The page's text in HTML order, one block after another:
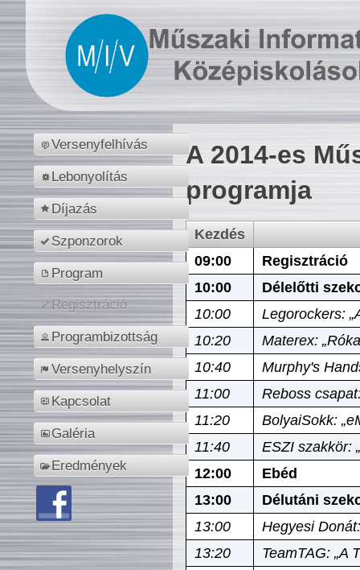
Versenyfelhívás
Lebonyolítás
Díjazás
Szponzorok
Program
Regisztráció
Programbizottság
Versenyhelyszín
Kapcsolat
Galéria
Eredmények
A 2014-es
programja
Kezdés
09:00
Regisztráció
10:00
Délelőtti
10:00
Legorockers:
10:20
Materex:
10:40
Murphy's
11:00
Reboss
11:20
BolyaiSokk:
11:40
ESZI szakkör:
12:00
Ebéd
13:00
Délutáni
13:00
Hegyesi
13:20
TeamTAG: „A